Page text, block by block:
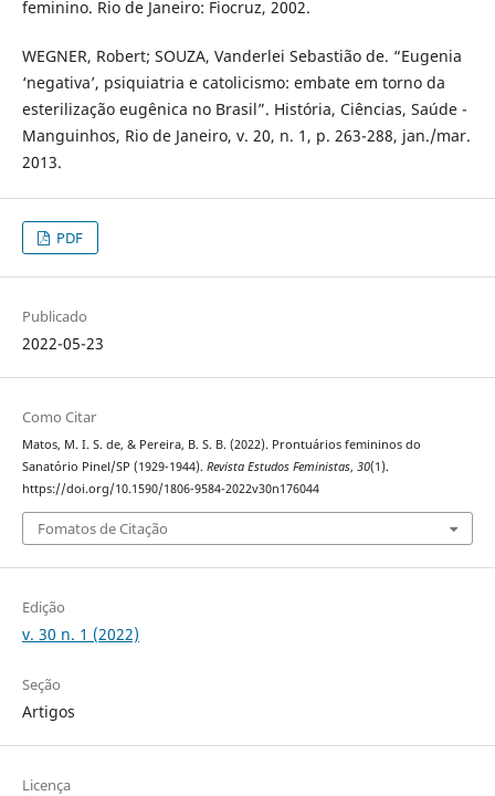
feminino. Rio de Janeiro: Fiocruz, 2002.
WEGNER, Robert; SOUZA, Vanderlei Sebastião de. “Eugenia
‘negativa’, psiquiatria e catolicismo: embate em torno da
esterilização eugênica no Brasil”. História, Ciências, Saúde -
Manguinhos, Rio de Janeiro, v. 20, n. 1, p. 263-288, jan./mar.
2013.
PDF
Publicado
2022-05-23
Como Citar
Matos, M. I. S. de, & Pereira, B. S. B. (2022). Prontuários femininos do
Sanatório Pinel/SP (1929-1944). Revista Estudos Feministas, 30(1).
https://doi.org/10.1590/1806-9584-2022v30n176044
Fomatos de Citação
Edição
v. 30 n. 1 (2022)
Seção
Artigos
Licença